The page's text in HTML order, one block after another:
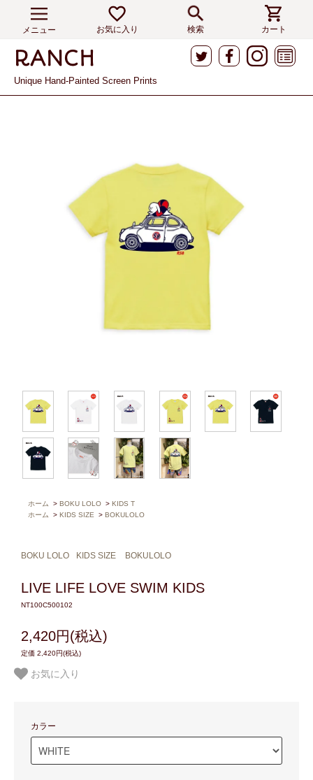
メニュー お気に入り 検索 カート
Unique Hand-Painted Screen Prints
ホーム > BOKU LOLO > KIDS T
ホーム
> KIDS SIZE > BOKULOLO
BOKU LOLO KIDS SIZE BOKULOLO
LIVE LIFE LOVE SWIM KIDS
NT100C500102
2,420円(税込)
定価 2,420円(税込)
お気に入り
カラー